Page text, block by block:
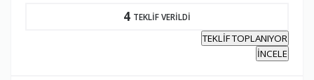
4 TEKLİF VERİLDİ
TEKLİF TOPLANIYOR
İNCELE